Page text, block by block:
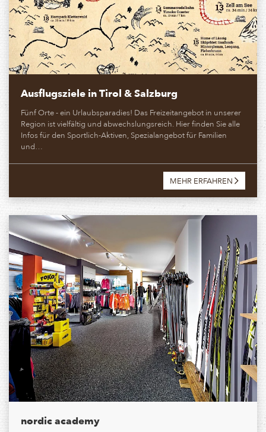
Ausflugsziele in Tirol & Salzburg
Fünf Orte - ein Urlaubsparadies! Das Freizeitangebot in unserer
Region ist vielfältig und abwechslungsreich. Hier finden Sie alle
Infos für den Sportlich-Aktiven, Spezialangebot für Familien
und…
MEHR ERFAHREN
nordic academy